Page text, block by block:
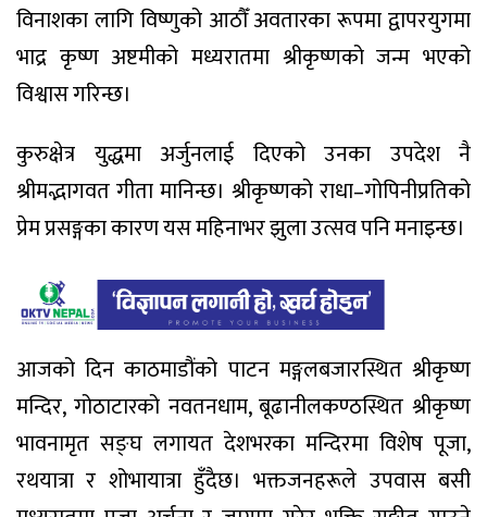
विनाशका लागि विष्णुको आठौँ अवतारका रूपमा द्वापरयुगमा
भाद्र कृष्ण अष्टमीको मध्यरातमा श्रीकृष्णको जन्म भएको
विश्वास गरिन्छ।
कुरुक्षेत्र युद्धमा अर्जुनलाई दिएको उनका उपदेश नै
श्रीमद्भागवत गीता मानिन्छ। श्रीकृष्णको राधा–गोपिनीप्रतिको
प्रेम प्रसङ्गका कारण यस महिनाभर झुला उत्सव पनि मनाइन्छ।
आजको दिन काठमाडौंको पाटन मङ्गलबजारस्थित श्रीकृष्ण
मन्दिर, गोठाटारको नवतनधाम, बूढानीलकण्ठस्थित श्रीकृष्ण
भावनामृत सङ्घ लगायत देशभरका मन्दिरमा विशेष पूजा,
रथयात्रा र शोभायात्रा हुँदैछ। भक्तजनहरूले उपवास बसी